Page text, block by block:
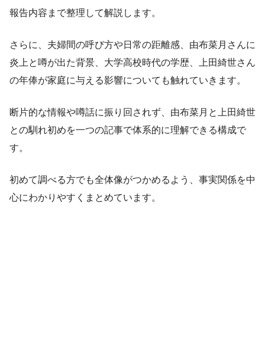
報告内容まで整理して解説します。
さらに、夫婦間の呼び方や日常の距離感、由布菜月さんに
炎上と噂が出た背景、大学高校時代の学歴、上田綺世さん
の年俸が家庭に与える影響についても触れていきます。
断片的な情報や噂話に振り回されず、由布菜月と上田綺世
との馴れ初めを一つの記事で体系的に理解できる構成で
す。
初めて調べる方でも全体像がつかめるよう、事実関係を中
心にわかりやすくまとめています。